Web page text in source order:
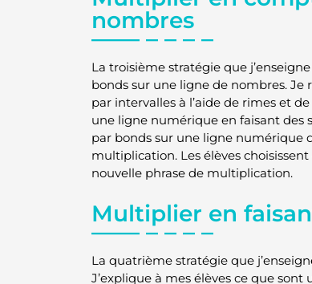
nombres
La troisième stratégie que
bonds sur une ligne de nombres.
par intervalles à l’aide de rimes et
une ligne numérique en faisant des
par bonds sur une ligne numérique
multiplication. Les élèves
nouvelle phrase de multiplication.
Multiplier en
La quatrième stratégie que
J’explique à mes élèves ce que